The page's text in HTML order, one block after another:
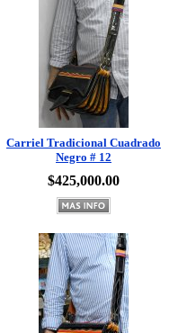
Carriel Tradicional Cuadrado
Negro # 12
$425,000.00